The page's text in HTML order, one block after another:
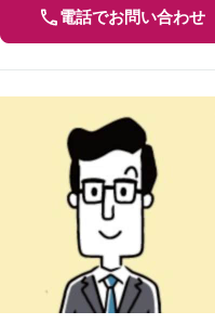
電話でお問い合わせ